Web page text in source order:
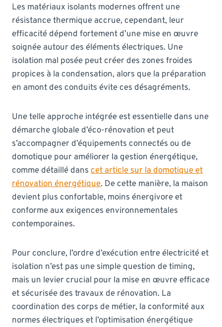
Les matériaux isolants modernes offrent une
résistance thermique accrue, cependant, leur
efficacité dépend fortement d’une mise en œuvre
soignée autour des éléments électriques. Une
isolation mal posée peut créer des zones froides
propices à la condensation, alors que la préparation
en amont des conduits évite ces désagréments.
Une telle approche intégrée est essentielle dans une
démarche globale d’éco-rénovation et peut
s’accompagner d’équipements connectés ou de
domotique pour améliorer la gestion énergétique,
comme détaillé dans cet article sur la domotique et
rénovation énergétique. De cette manière, la maison
devient plus confortable, moins énergivore et
conforme aux exigences environnementales
contemporaines.
Pour conclure, l’ordre d’exécution entre électricité et
isolation n’est pas une simple question de timing,
mais un levier crucial pour la mise en œuvre efficace
et sécurisée des travaux de rénovation. La
coordination des corps de métier, la conformité aux
normes électriques et l’optimisation énergétique